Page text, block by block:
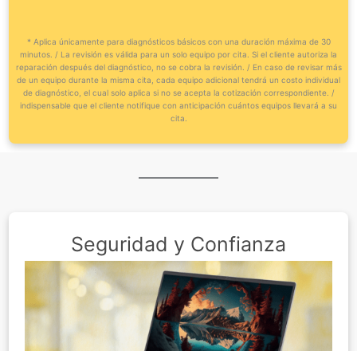
* Aplica únicamente para diagnósticos básicos con una duración máxima de 30
minutos. / La revisión es válida para un solo equipo por cita. Si el cliente autoriza la
reparación después del diagnóstico, no se cobra la revisión. / En caso de revisar más
de un equipo durante la misma cita, cada equipo adicional tendrá un costo individual
de diagnóstico, el cual solo aplica si no se acepta la cotización correspondiente. /
indispensable que el cliente notifique con anticipación cuántos equipos llevará a su
cita.
Seguridad y Confianza